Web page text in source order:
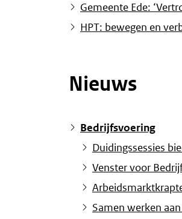
Gemeente Ede:
HPT: bewegen en
Nieuws
Bedrijfsvoering
Duidingssessies
Venster voor
Samen werken